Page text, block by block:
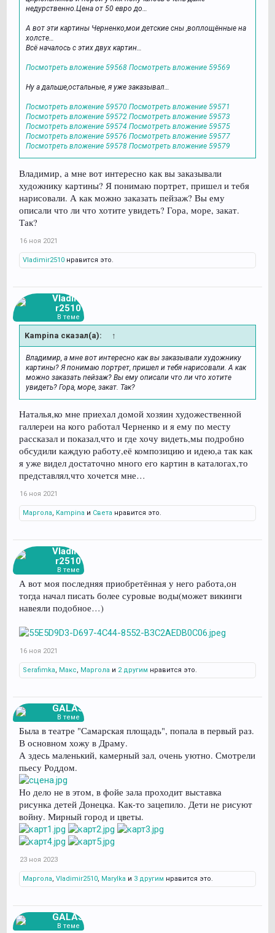
недурственно.Цена от 50 евро до…
А вот эти картины Черненко,мои детские сны ,воплощённые на
холсте…
Всё началось с этих двух картин…
Посмотреть вложение 59568 Посмотреть вложение 59569
Ну а дальше,остальные, я уже заказывал…
Посмотреть вложение 59570 Посмотреть вложение 59571
Посмотреть вложение 59572 Посмотреть вложение 59573
Посмотреть вложение 59574 Посмотреть вложение 59575
Посмотреть вложение 59576 Посмотреть вложение 59577
Посмотреть вложение 59578 Посмотреть вложение 59579
Владимир, а мне вот интересно как вы заказывали
художнику картины? Я понимаю портрет, пришел и тебя
нарисовали. А как можно заказать пейзаж? Вы ему
описали что ли что хотите увидеть? Гора, море, закат.
Так?
16 ноя 2021
Vladimir2510 нравится это.
Vladimi
r2510
В теме
Kampina сказал(а): ↑
Владимир, а мне вот интересно как вы заказывали художнику
картины? Я понимаю портрет, пришел и тебя нарисовали. А как
можно заказать пейзаж? Вы ему описали что ли что хотите
увидеть? Гора, море, закат. Так?
Наталья,ко мне приехал домой хозяин художественной
галлереи на кого работал Черненко и я ему по месту
рассказал и показал,что и где хочу видеть,мы подробно
обсудили каждую работу,её композицию и идею,а так как
я уже видел достаточно много его картин в каталогах,то
представлял,что хочется мне…
16 ноя 2021
Маргола, Kampina и Света нравится это.
Vladimi
r2510
В теме
А вот моя последняя приобретённая у него работа,он
тогда начал писать более суровые воды(может викинги
навеяли подобное…)
16 ноя 2021
Serafimka, Макс, Маргола и 2 другим нравится это.
GALAS
В теме
Была в театре "Самарская площадь", попала в первый раз.
В основном хожу в Драму.
А здесь маленький, камерный зал, очень уютно. Смотрели
пьесу Роддом.
Но дело не в этом, в фойе зала проходит выставка
рисунка детей Донецка. Как-то зацепило. Дети не рисуют
войну. Мирный город и цветы.
23 ноя 2023
Маргола, Vladimir2510, Marylka и 3 другим нравится это.
GALAS
В теме